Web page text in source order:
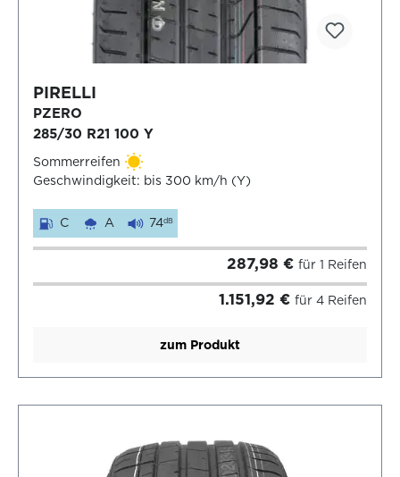
PIRELLI
PZERO
285/30 R21 100 Y
Sommerreifen
Geschwindigkeit: bis 300 km/h (Y)
C A 74dB
287,98 € für 1 Reifen
1.151,92 € für 4 Reifen
zum Produkt